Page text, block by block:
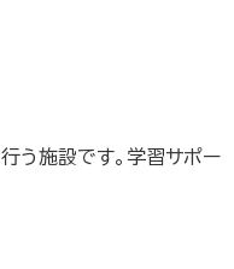
う施設です。学習サポー